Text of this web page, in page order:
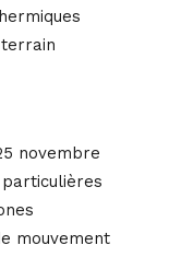
novembre
mouvement